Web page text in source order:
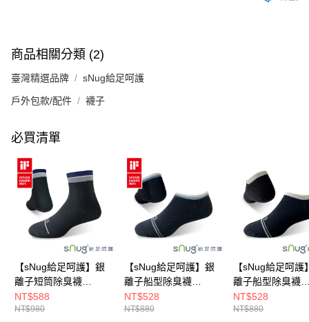
商品相關分類 (2)
臺灣精選品牌 sNug給足呵護
戶外包款/配件 襪子
必買清單
【sNug給足呵護】銀
離子短筒除臭襪
(AA980黑灰/海洋友善/
短筒襪/除臭/吸濕排汗/
NT$588
NT$980
【sNug給足呵護】銀
離子船型除臭襪
(AA880 黑藍/海洋友
善/除臭/吸濕排汗/台灣
NT$528
NT$880
【sNug給足呵護
離子船型除臭襪
(AA880 黑米/海
善/除臭/吸濕排汗
NT$528
NT$880